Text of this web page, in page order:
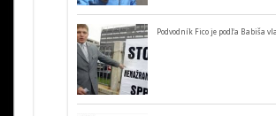
Podvodník Fico je podľa Babiša